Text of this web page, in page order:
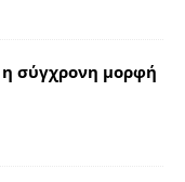
σύγχρονη μορφή